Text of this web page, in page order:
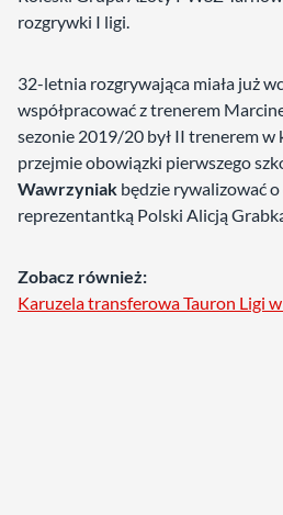
rozgrywki I ligi.
32-letnia rozgrywająca miała już
współpracować z trenerem
sezonie 2019/20 był II trenerem w
przejmie obowiązki pierwszego
Wawrzyniak będzie rywalizować o
reprezentantką Polski Alicją
Zobacz również:
Karuzela transferowa Tauron Ligi